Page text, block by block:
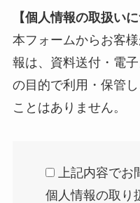
【個人情報の取扱いに
本フォームからお客
報は、資料送付・電
の目的で利用・保管
ことはありません。
上記内容で
個人情報の取り